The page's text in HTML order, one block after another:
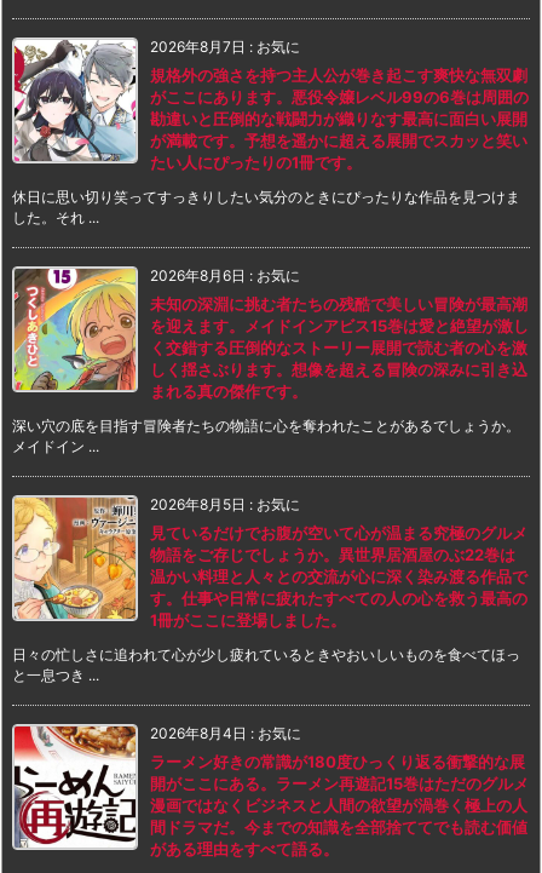
2026年8月7日 : お気に
規格外の強さを持つ主人公が巻き起こす爽快な無双劇
がここにあります。悪役令嬢レベル99の6巻は周囲の
勘違いと圧倒的な戦闘力が織りなす最高に面白い展開
が満載です。予想を遥かに超える展開でスカッと笑い
たい人にぴったりの1冊です。
休日に思い切り笑ってすっきりしたい気分のときにぴったりな作品を見つけま
した。それ ...
2026年8月6日 : お気に
未知の深淵に挑む者たちの残酷で美しい冒険が最高潮
を迎えます。メイドインアビス15巻は愛と絶望が激し
く交錯する圧倒的なストーリー展開で読む者の心を激
しく揺さぶります。想像を超える冒険の深みに引き込
まれる真の傑作です。
深い穴の底を目指す冒険者たちの物語に心を奪われたことがあるでしょうか。
メイドイン ...
2026年8月5日 : お気に
見ているだけでお腹が空いて心が温まる究極のグルメ
物語をご存じでしょうか。異世界居酒屋のぶ22巻は
温かい料理と人々との交流が心に深く染み渡る作品で
す。仕事や日常に疲れたすべての人の心を救う最高の
1冊がここに登場しました。
日々の忙しさに追われて心が少し疲れているときやおいしいものを食べてほっ
と一息つき ...
2026年8月4日 : お気に
ラーメン好きの常識が180度ひっくり返る衝撃的な展
開がここにある。ラーメン再遊記15巻はただのグルメ
漫画ではなくビジネスと人間の欲望が渦巻く極上の人
間ドラマだ。今までの知識を全部捨ててでも読む価値
がある理由をすべて語る。